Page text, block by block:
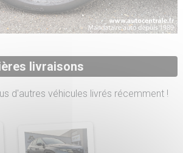
livraisons
d'autres véhicules livrés récemment !